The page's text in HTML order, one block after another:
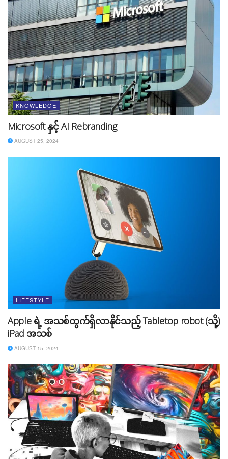
မကျရှုံးဘူးတဲ့လူဆိုတာ မရှိပါဘူး။ တစ်ခုခုလုပ်ဖို့ ပြင်ဆင်
လိုက်တိုင်း ကျရှုံးမှာ ကြောက်နေရင်တော့ သင် အရှေ့ကို
ရောက်ဖို့မရှိပါဘူး။ အကျရှုံးကတစ်ဆင့် သင်ခန်းစာယူပြီး
ကြိုးစားတဲ့လူတွေပဲ အောင်မြင်သွားတယ်ဆိုတာ သိထားဖို့
အရေးကြီးပါတယ်။
၄။ လက်တွေ့မကျတဲ့ မျှော်လင့်ချက်မျိုးထား
ခြင်း
ဒီနေ့ နိုင်ငံရပ်ခြားမှာအလုပ်ရပြီး နောက်နှစ်မှာ ကား
အကောင်းစားဝယ်စီးပြီး သုံးဖြုန်းမယ်ဆိုတာမျိုးတွေကို
မျှော်လင့်ချက် မထားသင့်ပါဘူး။ ဒါမျိုးမျှော်လင့်ချက်တွေ
ထားနေမယ်ဆိုရင်တော့ သင်လျှောက်လှမ်းတဲ့ အနာဂတ်ခရီး
က ကြန့်ကြာသွားနိုင်ပါတယ်။ ဒီလိုမျှော်လင့်ချက်တွေထား
မယ့်အစား နောက်နှစ်မှာ သင်အလုပ်နဲ့ပတ်သတ်တဲ့ Skill
တစ်ခုခု သင်ယူရမယ်လို့ ရည်မှန်းချက်ထားရပါမယ်။
၅။ ကိုယ့်ကိုယ်ကို အမြဲအပြစ် မြင်ခြင်း
သင် လိုချင်တဲ့အရာတွေ မရလိုက်တိုင်း၊ ရည်မှန်းထားတဲ့အရာ
တွေ မဖြစ်လိုက်တိုင်း သင် အရမ်းညံ့ဖျင်းတယ်လို့ ကိုယ့်
ကိုယ်ကို သုံးသပ်လို့မရပါဘူး။ သင် လုပ်ခဲ့တဲ့ အောင်မြင်ခဲ့တဲ့
အရာတွေကို ပြန်ကြည့်ပြီး သုံးသပ်ဖို့ လိုပါတယ်။ ဒါမှ သင်
ရှေ့ဆက်ဖို့ ခွန်အားတွေ ရလာမှာ ဖြစ်ပါတယ်။
၆။ Social Media ကို လိုတာထက် ပိုအသုံးပြု
ခြင်း
KNOWLEDGE
Microsoft နှင့် AI Rebranding
AUGUST 25, 2024
LIFESTYLE
Apple ရဲ့ အသစ်ထွက်ရှိလာနိုင်သည့် Tabletop robot (သို့)
iPad အသစ်
AUGUST 15, 2024